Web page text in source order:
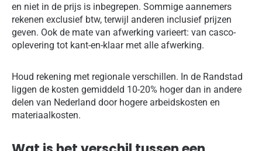
en niet in de prijs is inbegrepen. Sommige aannemers
rekenen exclusief btw, terwijl anderen inclusief prijzen
geven. Ook de mate van afwerking varieert: van casco-
oplevering tot kant-en-klaar met alle afwerking.
Houd rekening met regionale verschillen. In de Randstad
liggen de kosten gemiddeld 10-20% hoger dan in andere
delen van Nederland door hogere arbeidskosten en
materiaalkosten.